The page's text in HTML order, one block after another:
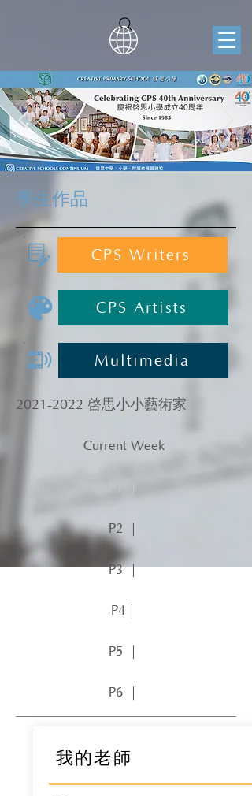
學生作品
CPS Writers
CPS Artists
Multimedia
2021-2022 啓思小小藝術家
Current Week
P2 ｜
P3 ｜
P4｜
P5 ｜
P6 ｜
我的老師